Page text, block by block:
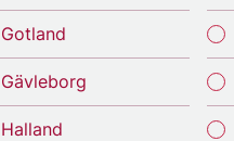
Gotland
Gävleborg
Halland